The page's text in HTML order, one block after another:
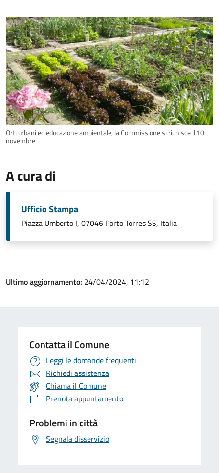
Orti urbani ed educazione ambientale, la Commissione si riunisce il 10
novembre
A cura di
Ufficio Stampa
Piazza Umberto I, 07046 Porto Torres SS, Italia
Ultimo aggiornamento: 24/04/2024, 11:12
Contatta il Comune
Leggi le domande frequenti
Richiedi assistenza
Chiama il Comune
Prenota appuntamento
Problemi in città
Segnala disservizio